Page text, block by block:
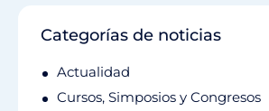
Categorías de noticias
Actualidad
Cursos, Simposios y Congresos